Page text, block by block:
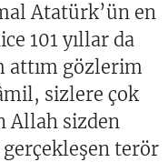
Atatürk’ün en
101 yıllar da
attım gözlerim
sizlere çok
Allah sizden
terör